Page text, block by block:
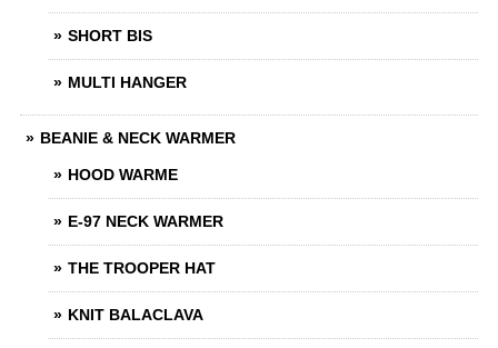
SHORT BIS
MULTI HANGER
BEANIE & NECK WARMER
HOOD WARME
E-97 NECK WARMER
THE TROOPER HAT
KNIT BALACLAVA